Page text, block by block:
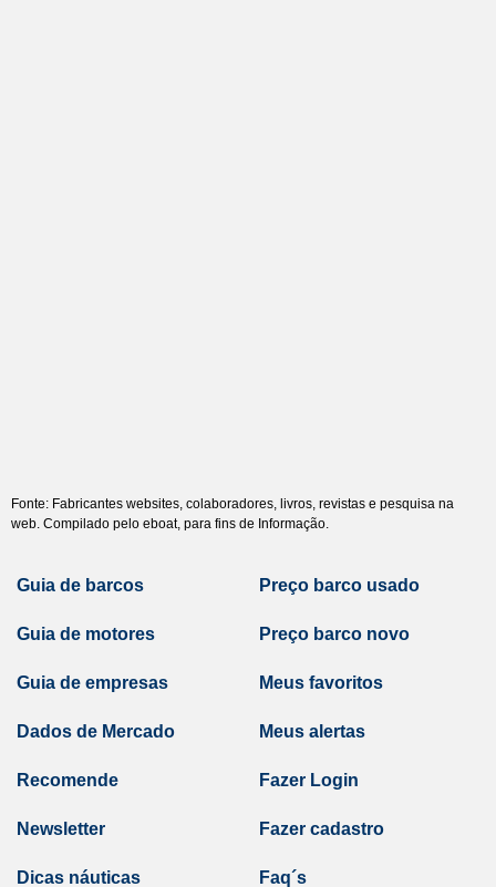
Fonte: Fabricantes websites, colaboradores, livros, revistas e pesquisa na
web. Compilado pelo eboat, para fins de Informação.
Guia de barcos
Guia de motores
Guia de empresas
Dados de Mercado
Preço barco usado
Preço barco novo
Meus favoritos
Meus alertas
Recomende
Newsletter
Dicas náuticas
Fazer Login
Fazer cadastro
Faq´s